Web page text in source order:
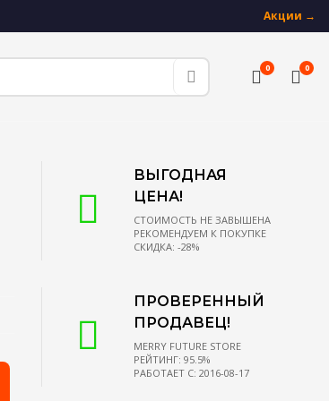
Акции →
0 0
ВЫГОДНАЯ
ЦЕНА!
СТОИМОСТЬ НЕ ЗАВЫШЕНА
РЕКОМЕНДУЕМ К ПОКУПКЕ
СКИДКА: -28%
ПРОВЕРЕННЫЙ
ПРОДАВЕЦ!
MERRY FUTURE STORE
РЕЙТИНГ: 95.5%
РАБОТАЕТ С: 2016-08-17